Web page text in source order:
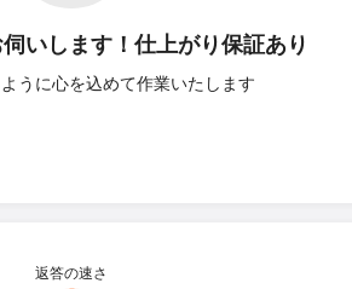
いします！仕上がり保証あり
うに心を込めて作業いたします
返答の速さ